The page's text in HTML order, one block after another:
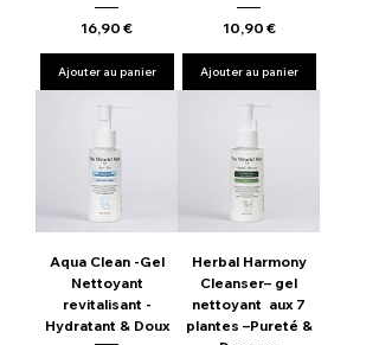
Prix
16,90 €
Ajouter au panier
Prix
10,90 €
Ajouter au panier
Aqua Clean -Gel
Nettoyant
revitalisant -
Hydratant & Doux
Herbal Harmony
Cleanser– gel
nettoyant aux 7
plantes –Pureté &